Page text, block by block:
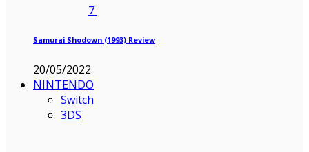
7
Samurai Shodown (1993) Review
20/05/2022
NINTENDO
Switch
3DS